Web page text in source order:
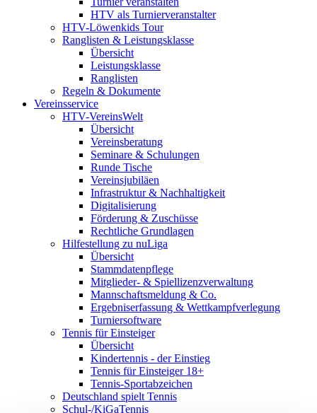
HTV als Turnierveranstalter
HTV-Löwenkids Tour
Ranglisten & Leistungsklasse
Übersicht
Leistungsklasse
Ranglisten
Regeln & Dokumente
Vereinsservice
HTV-VereinsWelt
Übersicht
Vereinsberatung
Seminare & Schulungen
Runde Tische
Vereinsjubiläen
Infrastruktur & Nachhaltigkeit
Digitalisierung
Förderung & Zuschüsse
Rechtliche Grundlagen
Hilfestellung zu nuLiga
Übersicht
Stammdatenpflege
Mitglieder- & Spiellizenzverwaltung
Mannschaftsmeldung & Co.
Ergebniserfassung & Wettkampfverlegung
Turniersoftware
Tennis für Einsteiger
Übersicht
Kindertennis - der Einstieg
Tennis für Einsteiger 18+
Tennis-Sportabzeichen
Deutschland spielt Tennis
Schul-/KiGaTennis